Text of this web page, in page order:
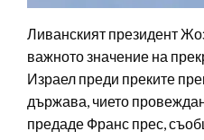
Ливанският президент
важното значение на
Израел преди преките
държава, чието
предаде Франс прес,